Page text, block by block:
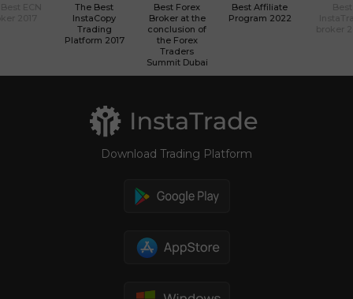
The Best
InstaCopy
Trading
Platform 2017
Best Forex
Broker at the
conclusion of
the Forex
Traders
Summit Dubai
Best Affiliate
Program 2022
Download Trading Platform